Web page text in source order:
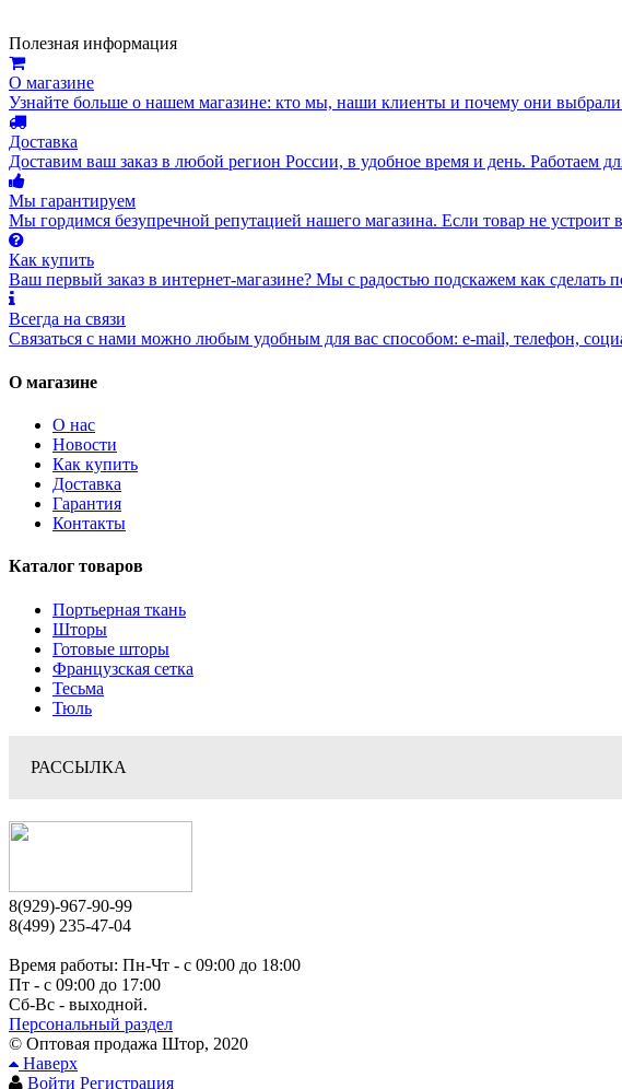
Полезная информация
О магазине
Узнайте больше о нашем магазине: кто мы, наши клиенты и почему они
Доставка
Доставим ваш заказ в любой регион России, в удобное время и день. Работаем
Мы гарантируем
Мы гордимся безупречной репутацией нашего магазина. Если товар не устроит
Как купить
Ваш первый заказ в интернет-магазине? Мы с радостью подскажем как
Всегда на связи
Связаться с нами можно любым удобным для вас способом: e-mail, телефон,
О магазине
О нас
Новости
Как купить
Доставка
Гарантия
Контакты
Каталог товаров
Портьерная ткань
Шторы
Готовые шторы
Французская сетка
Тесьма
Тюль
РАССЫЛКА
8(929)-967-90-99
8(499) 235-47-04
Время работы: Пн-Чт - c 09:00 до 18:00
Пт - с 09:00 до 17:00
Сб-Вс - выходной.
Персональный раздел
© Оптовая продажа Штор, 2020
Наверх
Войти Регистрация